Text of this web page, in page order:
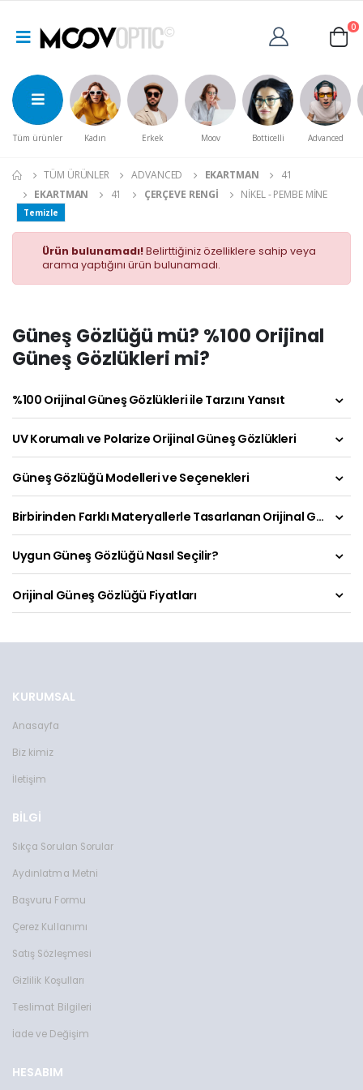
0
Tüm ürünler Kadın Erkek Moov Botticelli Advanced
TÜM ÜRÜNLER ADVANCED EKARTMAN
41
EKARTMAN
41 ÇERÇEVE RENGI NIKEL - PEMBE MINE
Temizle
Ürün bulunamadı!Belirttiğiniz özelliklere sahip veya
arama yaptığını ürün bulunamadı.
Güneş Gözlüğü mü? %100 Orijinal
Güneş Gözlükleri mi?
%100 Orijinal Güneş Gözlükleri ile Tarzını Yansıt
UV Korumalı ve Polarize Orijinal Güneş Gözlükleri
Güneş Gözlüğü Modelleri ve Seçenekleri
Birbirinden Farklı Materyallerle Tasarlanan Orijinal Güneş Gözlükleri
Uygun Güneş Gözlüğü Nasıl Seçilir?
Orijinal Güneş Gözlüğü Fiyatları
KURUMSAL
Anasayfa
Biz kimiz
İletişim
BİLGİ
Sıkça Sorulan Sorular
Aydınlatma Metni
Başvuru Formu
Çerez Kullanımı
Satış Sözleşmesi
Gizlilik Koşulları
Teslimat Bilgileri
İade ve Değişim
HESABIM